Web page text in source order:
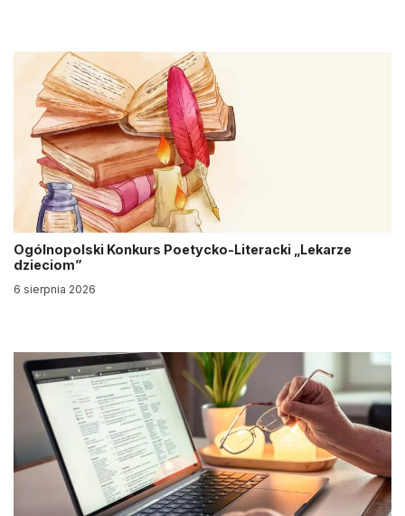
Ogólnopolski Konkurs Poetycko-Literacki „Lekarze
dzieciom”
6 sierpnia 2026